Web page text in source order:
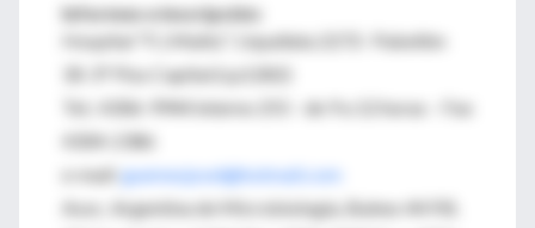
Informes e inscripción:
Hospital "F.J.Muñiz", Uspallata 2272- Pabellón
30-3° Piso Capital (cp1282)
Tel.: 4306-9944 interno 255 - de 9 a 12 horas – Fax
4304-2386
e-mail:guemesjosel@hotmail.com
Asoc. Argentina de Microbiología, Bulnes 44 P.B.